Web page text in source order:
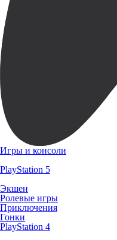
Игры и консоли
PlayStation 5
Экшен
Ролевые игры
Приключения
Гонки
PlayStation 4